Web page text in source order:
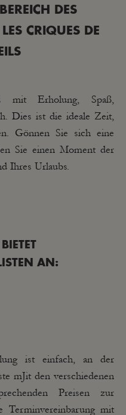
DES
CRIQUES DE
mit Erholung, Spaß,
Dies ist die ideale Zeit,
Gönnen Sie sich eine
Sie einen Moment der
Ihres Urlaubs.
AN:
ist einfach, an der
mJit den verschiedenen
Preisen zur
mit